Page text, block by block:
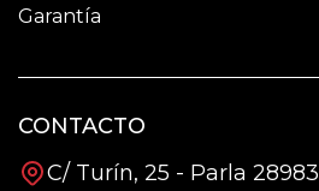
Garantía
CONTACTO
C/ Turín, 25 - Parla 28983